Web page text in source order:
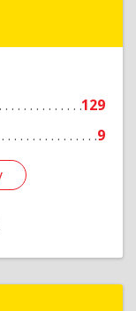
129
9
- Кузбасс,
Подробнее